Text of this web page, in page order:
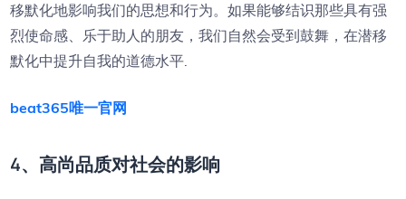
移默化地影响我们的思想和行为。如果能够结识那些具有强
烈使命感、乐于助人的朋友，我们自然会受到鼓舞，在潜移
默化中提升自我的道德水平.
beat365唯一官网
4、高尚品质对社会的影响